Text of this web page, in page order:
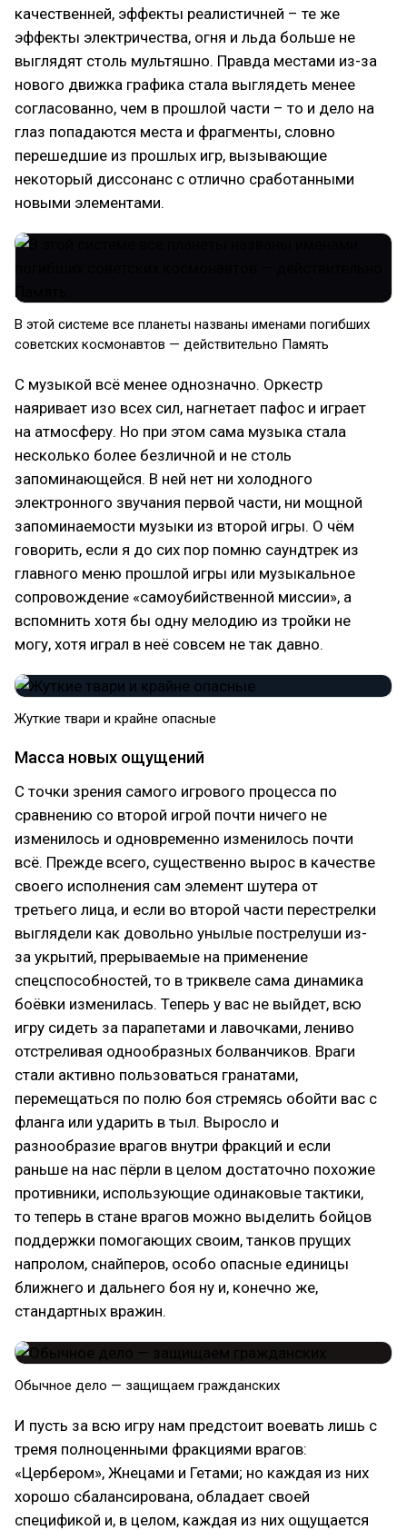
качественней, эффекты реалистичней – те же
эффекты электричества, огня и льда больше не
выглядят столь мультяшно. Правда местами из-за
нового движка графика стала выглядеть менее
согласованно, чем в прошлой части – то и дело на
глаз попадаются места и фрагменты, словно
перешедшие из прошлых игр, вызывающие
некоторый диссонанс с отлично сработанными
новыми элементами.
В этой системе все планеты названы именами погибших
советских космонавтов — действительно Память
С музыкой всё менее однозначно. Оркестр
наяривает изо всех сил, нагнетает пафос и играет
на атмосферу. Но при этом сама музыка стала
несколько более безличной и не столь
запоминающейся. В ней нет ни холодного
электронного звучания первой части, ни мощной
запоминаемости музыки из второй игры. О чём
говорить, если я до сих пор помню саундтрек из
главного меню прошлой игры или музыкальное
сопровождение «самоубийственной миссии», а
вспомнить хотя бы одну мелодию из тройки не
могу, хотя играл в неё совсем не так давно.
Жуткие твари и крайне опасные
Масса новых ощущений
С точки зрения самого игрового процесса по
сравнению со второй игрой почти ничего не
изменилось и одновременно изменилось почти
всё. Прежде всего, существенно вырос в качестве
своего исполнения сам элемент шутера от
третьего лица, и если во второй части перестрелки
выглядели как довольно унылые пострелуши из-
за укрытий, прерываемые на применение
спецспособностей, то в триквеле сама динамика
боёвки изменилась. Теперь у вас не выйдет, всю
игру сидеть за парапетами и лавочками, лениво
отстреливая однообразных болванчиков. Враги
стали активно пользоваться гранатами,
перемещаться по полю боя стремясь обойти вас с
фланга или ударить в тыл. Выросло и
разнообразие врагов внутри фракций и если
раньше на нас пёрли в целом достаточно похожие
противники, использующие одинаковые тактики,
то теперь в стане врагов можно выделить бойцов
поддержки помогающих своим, танков прущих
напролом, снайперов, особо опасные единицы
ближнего и дальнего боя ну и, конечно же,
стандартных вражин.
Обычное дело — защищаем гражданских
И пусть за всю игру нам предстоит воевать лишь с
тремя полноценными фракциями врагов:
«Цербером», Жнецами и Гетами; но каждая из них
хорошо сбалансирована, обладает своей
спецификой и, в целом, каждая из них ощущается